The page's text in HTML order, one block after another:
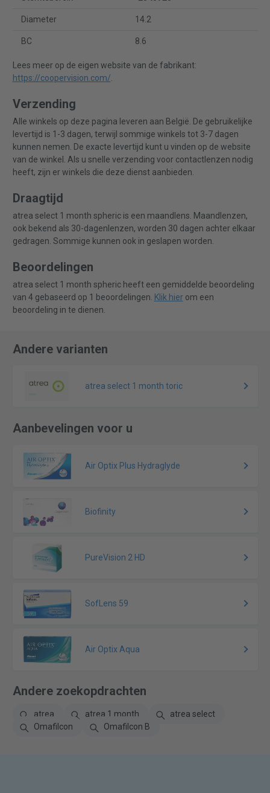
Diameter 14.2
BC 8.6
Lees meer op de eigen website van de fabrikant:
https://coopervision.com/.
Verzending
Alle winkels op deze pagina leveren aan België. De gebruikelijke
levertijd is 1-3 dagen, terwijl sommige winkels tot 3-7 dagen
kunnen nemen. De exacte levertijd kunt u vinden op de website
van de winkel. Als u snelle verzending voor contactlenzen nodig
heeft, zijn er winkels die deze dienst aanbieden.
Draagtijd
atrea select 1 month spheric is een maandlens. Maandlenzen,
ook bekend als 30-dagenlenzen, worden 30 dagen achter elkaar
gedragen. Sommige kunnen ook in geslapen worden.
Beoordelingen
atrea select 1 month spheric heeft een gemiddelde beoordeling
van 4 gebaseerd op 1 beoordelingen. Klik hierom een
beoordeling in te dienen.
Andere varianten
atrea select 1 month toric
Aanbevelingen voor u
Air Optix Plus Hydraglyde
Biofinity
PureVision 2 HD
SofLens 59
Air Optix Aqua
Andere zoekopdrachten
atrea atrea 1 month
atrea select
Omafilcon
Omafilcon B